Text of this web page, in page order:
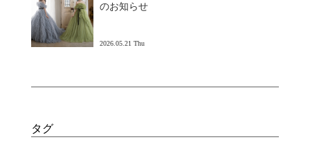
のお知らせ
2026.05.21 Thu
タグ